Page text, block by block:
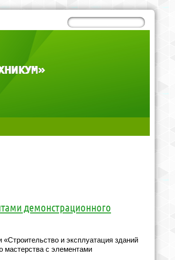
демонстрационного
и эксплуатация зданий
мастерства с элементами